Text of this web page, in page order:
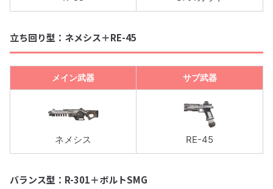
立ち回り型：ネメシス＋RE-45
メイン武器 サブ武器
ネメシス RE-45
バランス型：R-301＋ボルトSMG